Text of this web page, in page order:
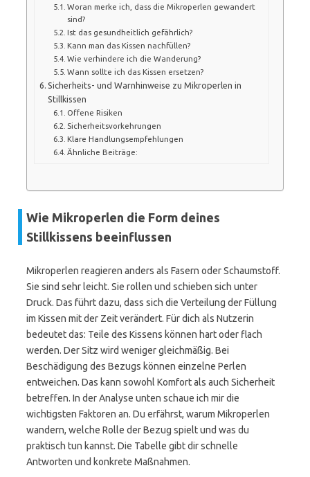
Woran merke ich, dass die Mikroperlen gewandert
sind?
Ist das gesundheitlich gefährlich?
Kann man das Kissen nachfüllen?
Wie verhindere ich die Wanderung?
Wann sollte ich das Kissen ersetzen?
Sicherheits- und Warnhinweise zu Mikroperlen in
Stillkissen
Offene Risiken
Sicherheitsvorkehrungen
Klare Handlungsempfehlungen
Ähnliche Beiträge:
Wie Mikroperlen die Form deines
Stillkissens beeinflussen
Mikroperlen reagieren anders als Fasern oder Schaumstoff.
Sie sind sehr leicht. Sie rollen und schieben sich unter
Druck. Das führt dazu, dass sich die Verteilung der Füllung
im Kissen mit der Zeit verändert. Für dich als Nutzerin
bedeutet das: Teile des Kissens können hart oder flach
werden. Der Sitz wird weniger gleichmäßig. Bei
Beschädigung des Bezugs können einzelne Perlen
entweichen. Das kann sowohl Komfort als auch Sicherheit
betreffen. In der Analyse unten schaue ich mir die
wichtigsten Faktoren an. Du erfährst, warum Mikroperlen
wandern, welche Rolle der Bezug spielt und was du
praktisch tun kannst. Die Tabelle gibt dir schnelle
Antworten und konkrete Maßnahmen.